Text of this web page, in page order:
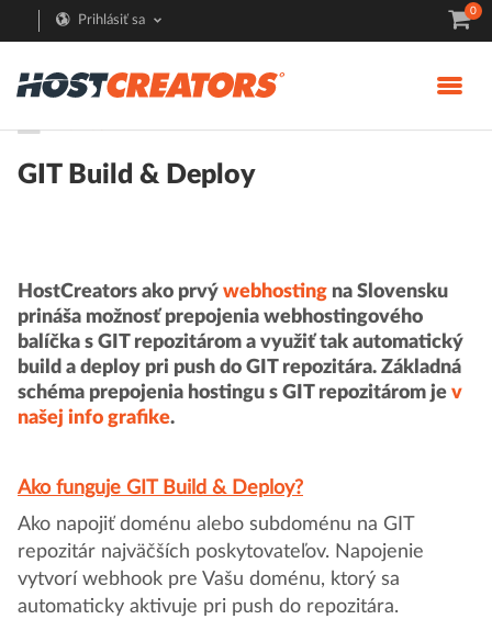
Prihlásiť sa
0
GIT Build & Deploy
HostCreators ako prvý webhosting na Slovensku
prináša možnosť prepojenia webhostingového
balíčka s GIT repozitárom a využiť tak automatický
build a deploy pri push do GIT repozitára. Základná
schéma prepojenia hostingu s GIT repozitárom je v
našej info grafike.
Ako funguje GIT Build & Deploy?
Ako napojiť doménu alebo subdoménu na GIT
repozitár najväčších poskytovateľov. Napojenie
vytvorí webhook pre Vašu doménu, ktorý sa
automaticky aktivuje pri push do repozitára.